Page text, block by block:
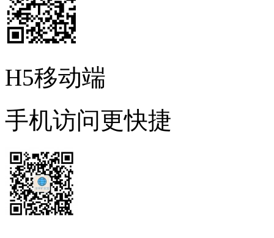
H5移动端
手机访问更快捷